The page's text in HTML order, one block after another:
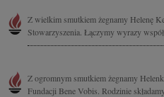
Z wielkim smutkiem żegnamy Helenę
Stowarzyszenia. Łączymy wyrazy
Z ogromnym smutkiem żegnamy
Fundacji Bene Vobis. Rodzinie